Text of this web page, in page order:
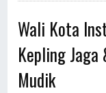
Wali Kota
Kepling Jaga
Mudik